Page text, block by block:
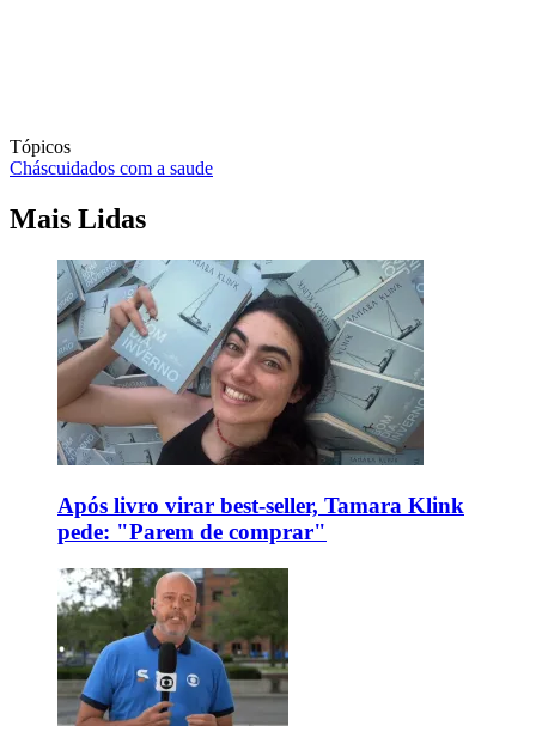
Tópicos
Cháscuidados com a saude
Mais Lidas
Após livro virar best-seller, Tamara Klink
pede: "Parem de comprar"